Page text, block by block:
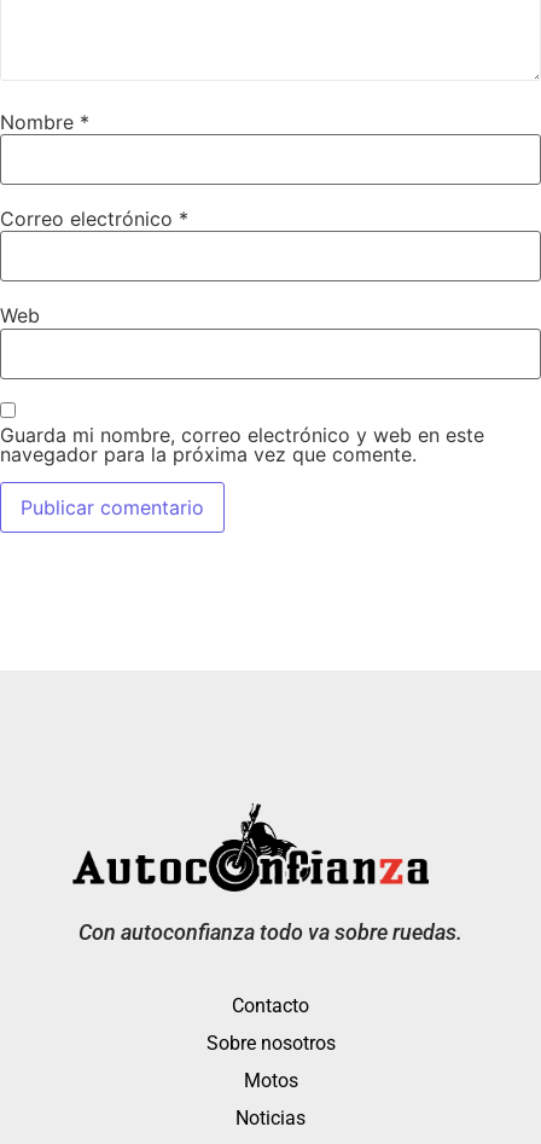
Nombre *
Correo electrónico *
Web
Guarda mi nombre, correo electrónico y web en este
navegador para la próxima vez que comente.
Con autoconfianza todo va sobre ruedas.
Contacto
Sobre nosotros
Motos
Noticias